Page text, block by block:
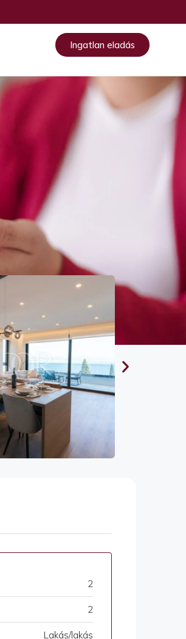
Ingatlan eladás
2
2
Lakás/lakás